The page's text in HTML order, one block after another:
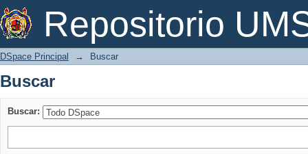
Repositorio
Buscar
DSpace Principal → Buscar
Buscar
Buscar: